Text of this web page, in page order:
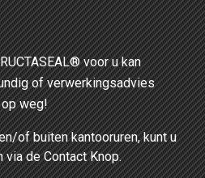
voor u kan
of verwerkingsadvies
op weg!
of buiten kantooruren, kunt u
de Contact Knop.